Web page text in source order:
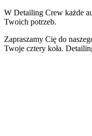
W Detailing Crew każde
Twoich potrzeb.
Zapraszamy Cię do
Twoje cztery koła.